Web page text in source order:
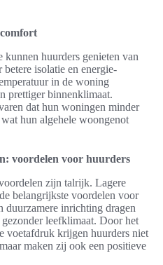
huurders genieten van
betere isolatie en energie-
in de woning
prettiger binnenklimaat.
dat hun woningen minder
hun algehele woongenot
voordelen voor huurders
zijn talrijk. Lagere
belangrijkste voordelen voor
duurzamere inrichting dragen
leefklimaat. Door het
voetafdruk krijgen huurders niet
maken zij ook een positieve